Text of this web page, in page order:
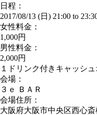
日程：
2017/08/13 (日) 21:00 to
女性料金：
1,000円
男性料金：
2,000円
１ドリンク付きキャッシ
会場：
３ｅ ＢＡＲ
会場住所：
大阪府大阪市中央区西心斎